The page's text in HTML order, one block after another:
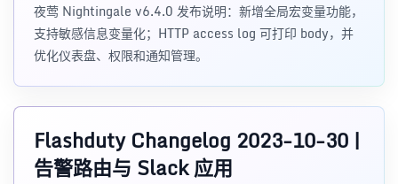
夜莺 Nightingale v6.4.0 发布说明：新增全局宏变量功能，
支持敏感信息变量化；HTTP access log 可打印 body，并
优化仪表盘、权限和通知管理。
Flashduty Changelog 2023-10-30 |
告警路由与 Slack 应用